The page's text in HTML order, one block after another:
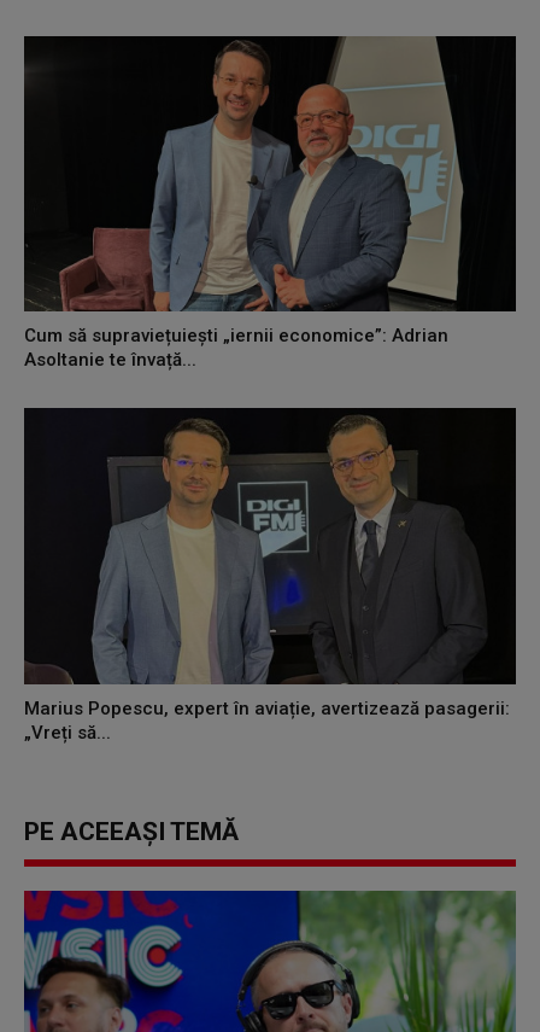
Cum să supraviețuiești „iernii economice”: Adrian
Asoltanie te învață...
Marius Popescu, expert în aviație, avertizează pasagerii:
„Vreți să...
PE ACEEAȘI TEMĂ